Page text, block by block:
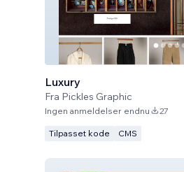
Luxury
Fra Pickles Graphic
Ingen anmeldelser endnu 27
Tilpasset kode CMS